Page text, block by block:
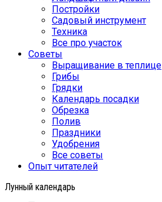
Постройки
Садовый инструмент
Техника
Все про участок
Советы
Выращивание в теплице
Грибы
Грядки
Календарь посадки
Обрезка
Полив
Праздники
Удобрения
Все советы
Опыт читателей
Лунный календарь